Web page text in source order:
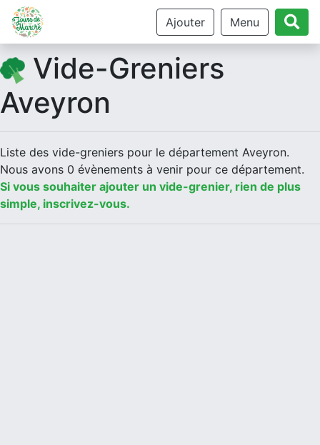
Ajouter Menu
Vide-Greniers
Aveyron
Liste des vide-greniers pour le département Aveyron.
Nous avons 0 évènements à venir pour ce département.
Si vous souhaiter ajouter un vide-grenier, rien de plus
simple, inscrivez-vous.